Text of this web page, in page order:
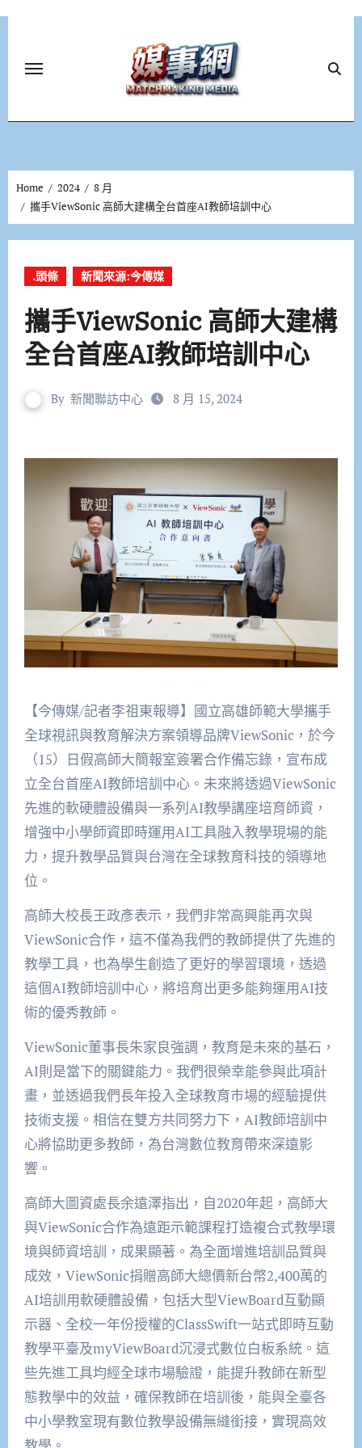
Home 2024
8 月
攜手ViewSonic 高師大建構全台首座AI教師培訓中心
.頭條 新聞來源:今傳媒
攜手ViewSonic 高師大建構
全台首座AI教師培訓中心
By 新聞聯訪中心 8 月 15, 2024
【今傳媒/記者李祖東報導】國立高雄師範大學攜手
全球視訊與教育解決方案領導品牌ViewSonic ， 於今
（15）日假高師大簡報室簽署合作備忘錄， 宣布成
立全台首座AI教師培訓中心。未來將透過ViewSonic
先進的軟硬體設備與一系列AI教學講座培育師資，
增強中小學師資即時運用AI工具融入教學現場的能
力，提升教學品質與台灣在全球教育科技的領導地
位。
高師大校長王政彥表示 ， 我們非常高興能再次與
ViewSonic合作，這不僅為我們的教師提供了先進的
教學工具，也為學生創造了更好的學習環境，透過
這個AI教師培訓中心，將培育出更多能夠運用AI技
術的優秀教師。
ViewSonic董事長朱家良強調 ， 教育是未來的基石，
AI則是當下的關鍵能力。我們很榮幸能參與此項計
畫，並透過我們長年投入全球教育市場的經驗提供
技術支援。相信在雙方共同努力下， AI教師培訓中
心將協助更多教師，為台灣數位教育帶來深遠影
響。
高師大圖資處長余遠澤指出， 自2020年起， 高師大
與ViewSonic合作為遠距示範課程打造複合式教學環
境與師資培訓，成果顯著。為全面增進培訓品質與
成效， ViewSonic捐贈高師大總價新台幣2,400萬的
AI培訓用軟硬體設備，包括大型ViewBoard互動顯
示器、全校一年份授權的ClassSwift一站式即時互動
教學平臺及myViewBoard沉浸式數位白板系統。這
些先進工具均經全球市場驗證，能提升教師在新型
態教學中的效益，確保教師在培訓後，能與全臺各
中小學教室現有數位教學設備無縫銜接，實現高效